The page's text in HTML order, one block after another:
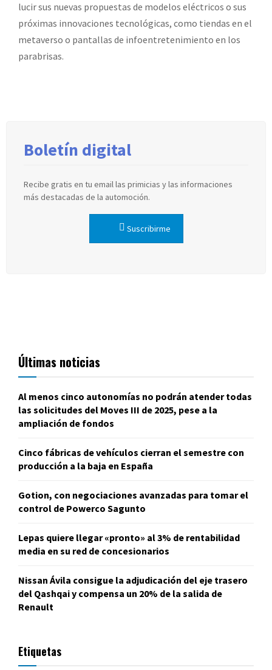
lucir sus nuevas propuestas de modelos eléctricos o sus
próximas innovaciones tecnológicas, como tiendas en el
metaverso o pantallas de infoentretenimiento en los
parabrisas.
Boletín digital
Recibe gratis en tu email las primicias y las informaciones
más destacadas de la automoción.
Suscribirme
Últimas noticias
Al menos cinco autonomías no podrán atender todas
las solicitudes del Moves III de 2025, pese a la
ampliación de fondos
Cinco fábricas de vehículos cierran el semestre con
producción a la baja en España
Gotion, con negociaciones avanzadas para tomar el
control de Powerco Sagunto
Lepas quiere llegar «pronto» al 3% de rentabilidad
media en su red de concesionarios
Nissan Ávila consigue la adjudicación del eje trasero
del Qashqai y compensa un 20% de la salida de
Renault
Etiquetas